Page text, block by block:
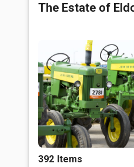
The Estate of
392 Items